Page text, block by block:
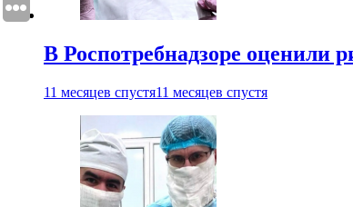
В Роспотребнадзоре оценили
11 месяцев спустя11 месяцев спустя